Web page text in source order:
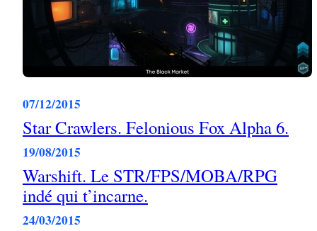
07/12/2015
Star Crawlers. Felonious Fox Alpha 6.
19/08/2015
Warshift. Le STR/FPS/MOBA/RPG
indé qui t’incarne.
24/03/2015